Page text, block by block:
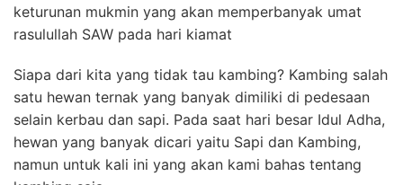
keturunan mukmin yang akan memperbanyak umat
rasulullah SAW pada hari kiamat
Siapa dari kita yang tidak tau kambing? Kambing salah
satu hewan ternak yang banyak dimiliki di pedesaan
selain kerbau dan sapi. Pada saat hari besar Idul Adha,
hewan yang banyak dicari yaitu Sapi dan Kambing,
namun untuk kali ini yang akan kami bahas tentang